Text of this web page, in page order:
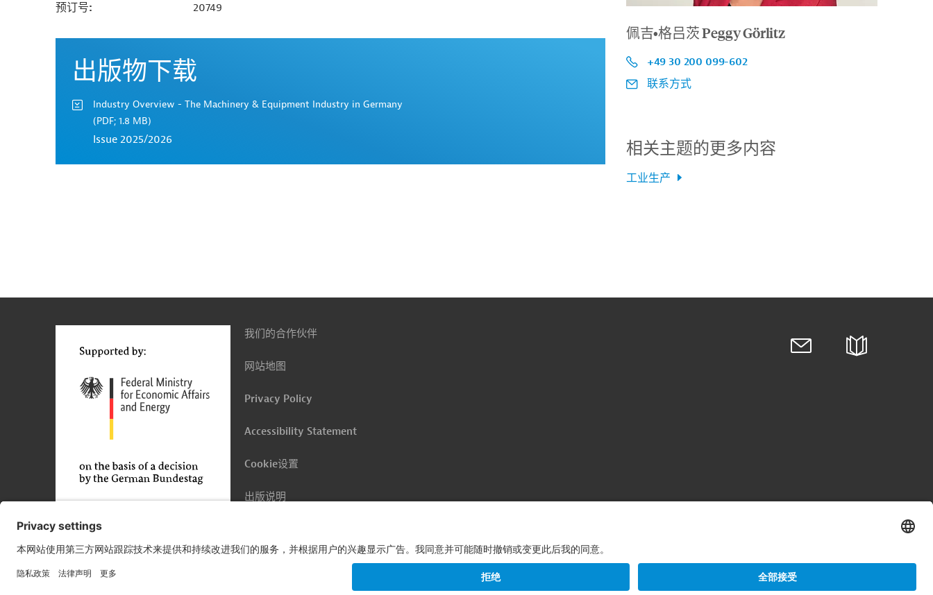
预订号
20749
出版物下载
Industry Overview - The Machinery & Equipment Industry in Germany
(PDF; 1.8 MB)
Issue 2025/2026
佩吉•格吕茨 Peggy Görlitz
+49 30 200 099-602
联系方式
相关主题的更多内容
工业生产
上
我们的合作伙伴
网站地图
Privacy Policy
Accessibility Statement
Cookie设置
出版说明